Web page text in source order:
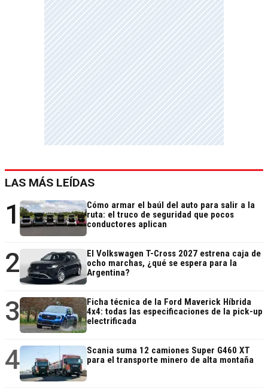
LAS MÁS LEÍDAS
1
Cómo armar el baúl del auto para salir a la
ruta: el truco de seguridad que pocos
conductores aplican
2
El Volkswagen T-Cross 2027 estrena caja de
ocho marchas, ¿qué se espera para la
Argentina?
3
Ficha técnica de la Ford Maverick Híbrida
4x4: todas las especificaciones de la pick-up
electrificada
4
Scania suma 12 camiones Super G460 XT
para el transporte minero de alta montaña